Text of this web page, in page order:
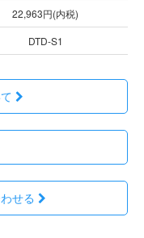
22,963円(内税)
DTD-S1
せる